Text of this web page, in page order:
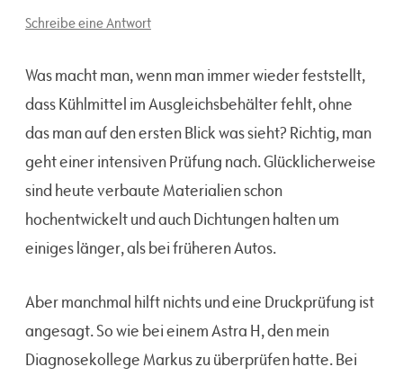
Schreibe eine Antwort
Was macht man, wenn man immer wieder feststellt,
dass Kühlmittel im Ausgleichsbehälter fehlt, ohne
das man auf den ersten Blick was sieht? Richtig, man
geht einer intensiven Prüfung nach. Glücklicherweise
sind heute verbaute Materialien schon
hochentwickelt und auch Dichtungen halten um
einiges länger, als bei früheren Autos.
Aber manchmal hilft nichts und eine Druckprüfung ist
angesagt. So wie bei einem Astra H, den mein
Diagnosekollege Markus zu überprüfen hatte. Bei